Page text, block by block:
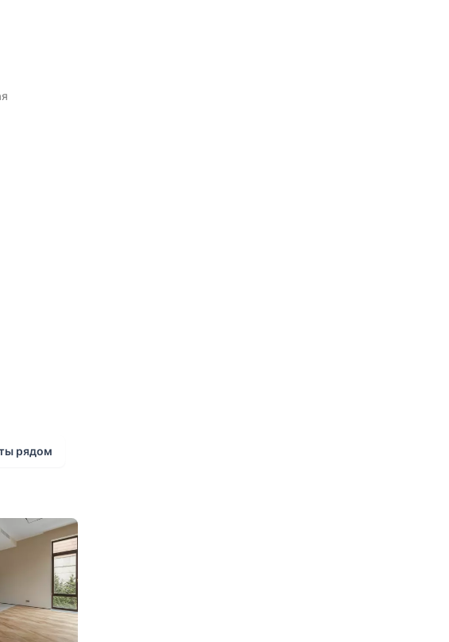
и
рядом